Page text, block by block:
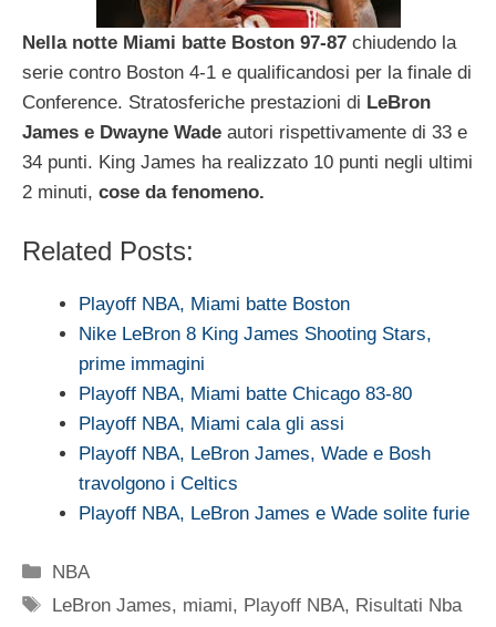
Nella notte Miami batte Boston 97-87 chiudendo la
serie contro Boston 4-1 e qualificandosi per la finale di
Conference. Stratosferiche prestazioni di LeBron
James e Dwayne Wade autori rispettivamente di 33 e
34 punti. King James ha realizzato 10 punti negli ultimi
2 minuti, cose da fenomeno.
Related Posts:
Playoff NBA, Miami batte Boston
Nike LeBron 8 King James Shooting Stars,
prime immagini
Playoff NBA, Miami batte Chicago 83-80
Playoff NBA, Miami cala gli assi
Playoff NBA, LeBron James, Wade e Bosh
travolgono i Celtics
Playoff NBA, LeBron James e Wade solite furie
Categorie
NBA
Tag
LeBron James, miami, Playoff NBA, Risultati Nba